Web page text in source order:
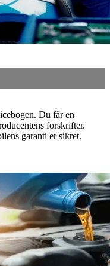
Du får en
forskrifter.
garanti er sikret.